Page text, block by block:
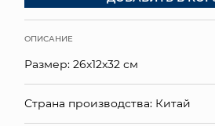
ОПТОВЫМ
ДОСТАВКА И
ОПИСАНИЕ
Размер: 26x12x32 см
Страна производства: Китай